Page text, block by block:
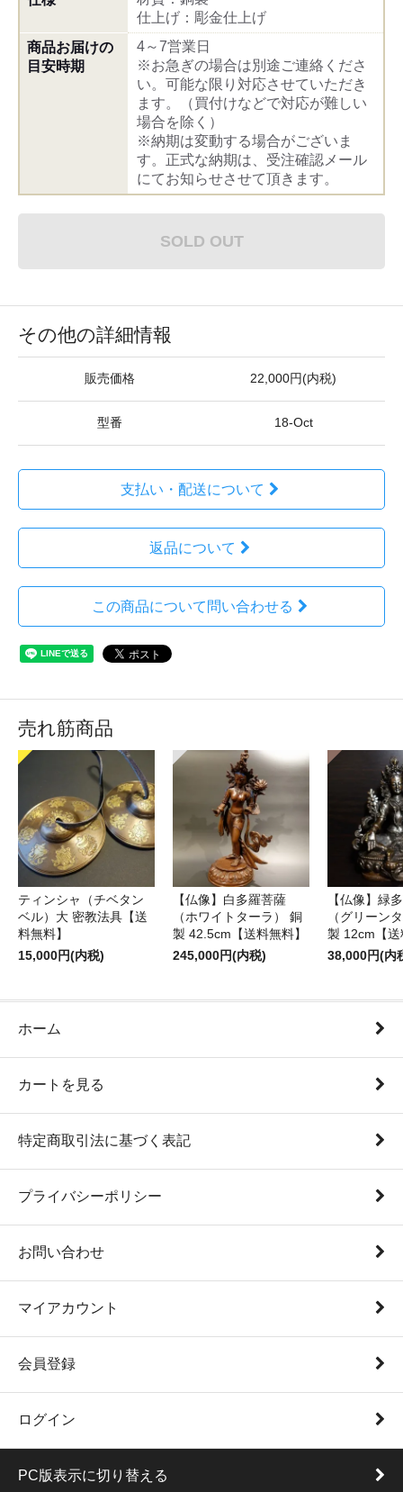
仕上げ：彫金仕上げ
商品お届けの
目安時期
4～7営業日
※お急ぎの場合は別途ご連絡くださ
い。可能な限り対応させていただき
ます。（買付けなどで対応が難しい
場合を除く）
※納期は変動する場合がございま
す。正式な納期は、受注確認メール
にてお知らせさせて頂きます。
SOLD OUT
その他の詳細情報
販売価格 22,000円(内税)
型番 18-Oct
支払い・配送について
返品について
この商品について問い合わせる
売れ筋商品
ティンシャ（チベタン
ベル）大 密教法具【送
料無料】
15,000円(内税)
【仏像】白多羅菩薩
（ホワイトターラ） 銅
製 42.5cm【送料無料】
245,000円(内税)
【仏像】緑
（グリーン
製 12cm【
38,000円(内
ホーム
カートを見る
特定商取引法に基づく表記
プライバシーポリシー
お問い合わせ
マイアカウント
会員登録
ログイン
PC版表示に切り替える